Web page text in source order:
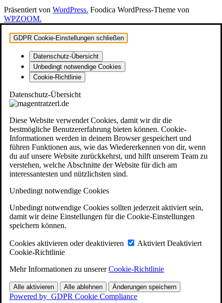
Präsentiert von WordPress. Foodica WordPress-Theme von
WPZOOM.
GDPR Cookie-Einstellungen schließen
Datenschutz-Übersicht
Unbedingt notwendige Cookies
Cookie-Richtlinie
Datenschutz-Übersicht
Diese Website verwendet Cookies, damit wir dir die
bestmögliche Benutzererfahrung bieten können. Cookie-
Informationen werden in deinem Browser gespeichert und
führen Funktionen aus, wie das Wiedererkennen von dir, wenn
du auf unsere Website zurückkehrst, und hilft unserem Team zu
verstehen, welche Abschnitte der Website für dich am
interessantesten und nützlichsten sind.
Unbedingt notwendige Cookies
Unbedingt notwendige Cookies sollten jederzeit aktiviert sein,
damit wir deine Einstellungen für die Cookie-Einstellungen
speichern können.
Cookies aktivieren oder deaktivieren Aktiviert Deaktiviert
Cookie-Richtlinie
Mehr Informationen zu unsererCookie-Richtlinie
Alle aktivieren Alle ablehnen Änderungen speichern
Powered by GDPR Cookie Compliance